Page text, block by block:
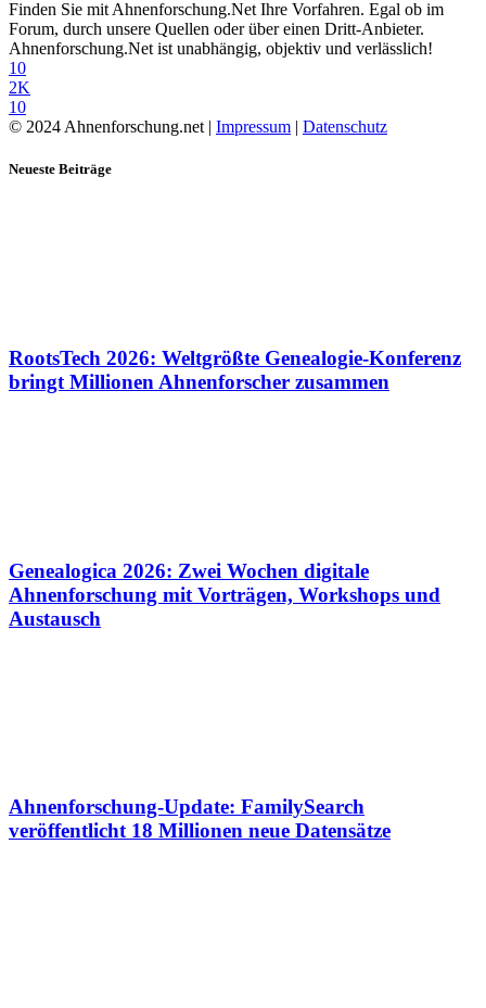
Finden Sie mit Ahnenforschung.Net Ihre Vorfahren. Egal ob im
Forum, durch unsere Quellen oder über einen Dritt-Anbieter.
Ahnenforschung.Net ist unabhängig, objektiv und verlässlich!
10
2K
10
© 2024 Ahnenforschung.net | Impressum | Datenschutz
Neueste Beiträge
RootsTech 2026: Weltgrößte Genealogie-Konferenz
bringt Millionen Ahnenforscher zusammen
Genealogica 2026: Zwei Wochen digitale
Ahnenforschung mit Vorträgen, Workshops und
Austausch
Ahnenforschung-Update: FamilySearch
veröffentlicht 18 Millionen neue Datensätze